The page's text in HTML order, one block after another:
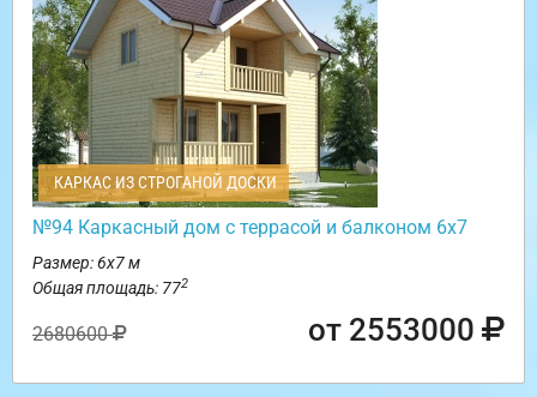
КАРКАС ИЗ СТРОГАНОЙ ДОСКИ
№94 Каркасный дом с террасой и балконом 6х7
Размер: 6х7 м
Общая площадь: 772
2680600 от 2553000